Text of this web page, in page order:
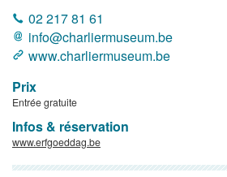
02 217 81 61
info@charliermuseum.be
www.charliermuseum.be
Prix
Entrée gratuite
Infos & réservation
www.erfgoeddag.be